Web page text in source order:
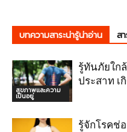
บทความสาระน่ารู้น่าอ่าน ส
สุขภาพและความ
เป็นอยู่
รู้ทันภัยใก
ประสาท เ
รู้จักโรคช่